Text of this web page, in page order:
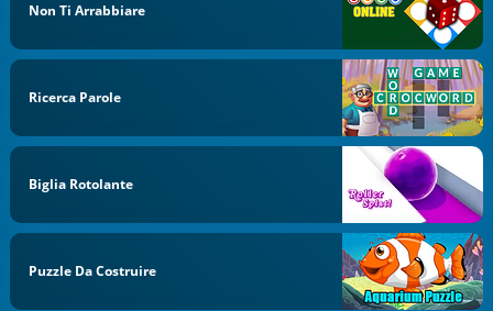
Non Ti Arrabbiare
Ricerca Parole
Biglia Rotolante
Puzzle Da Costruire